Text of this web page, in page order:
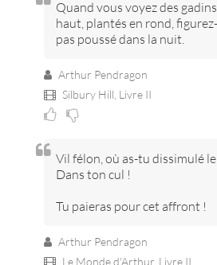
Quand vous voyez des
haut, plantés en rond,
pas poussé dans la nuit.
Arthur Pendragon
Silbury Hill, Livre II
Vil félon, où as-tu dissimulé le
Dans ton cul !
Tu paieras pour cet affront !
Arthur Pendragon
Le Monde d'Arthur, Livre II